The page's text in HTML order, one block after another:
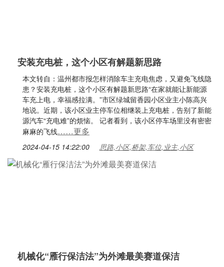
安装充电桩，这个小区有解题新思路
本文转自：温州都市报怎样消除车主充电焦虑，又避免飞线隐
患？安装充电桩，这个小区有解题新思路“在家就能让新能源
车充上电，幸福感拉满。”市区绿城留香园小区业主小陈高兴
地说。近期，该小区业主停车位相继装上充电桩，告别了新能
源汽车“充电难”的烦恼。 记者看到，该小区停车场里没有密密
麻麻的飞线……更多
2024-04-15 14:22:00 思路,小区,桥架,车位,业主,小区
机械化“雁行保洁法”为外滩最美赛道保洁